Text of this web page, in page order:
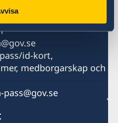
id-kort,
medborgarskap och